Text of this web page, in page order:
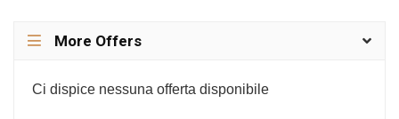
More Offers
Ci dispice nessuna offerta disponibile